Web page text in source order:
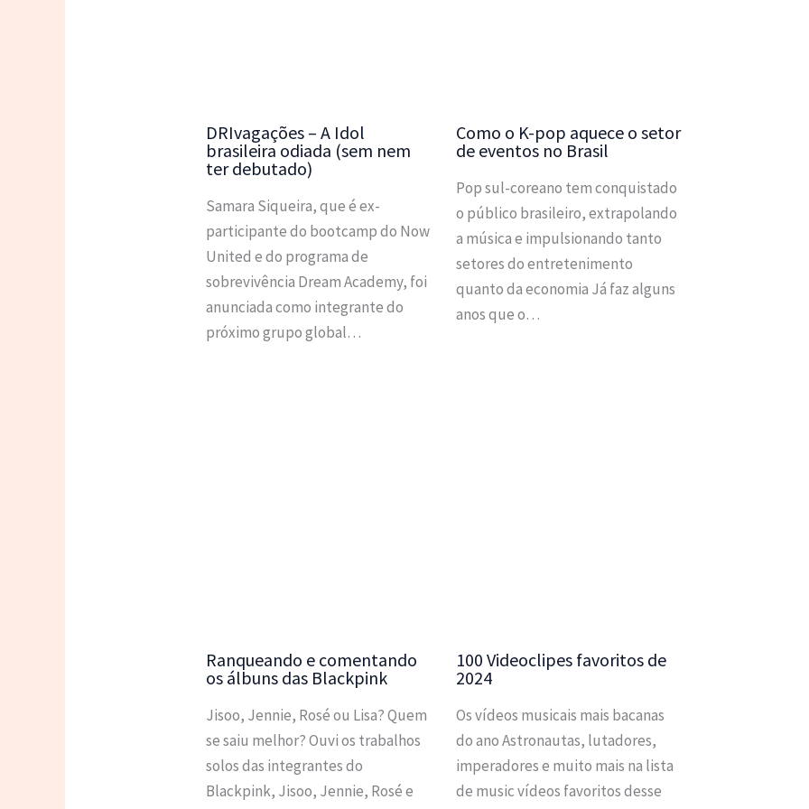
DRIvagações – A Idol
brasileira odiada (sem nem
ter debutado)
Samara Siqueira, que é ex-
participante do bootcamp do Now
United e do programa de
sobrevivência Dream Academy, foi
anunciada como integrante do
próximo grupo global…
Como o K-pop aquece o setor
de eventos no Brasil
Pop sul-coreano tem conquistado
o público brasileiro, extrapolando
a música e impulsionando tanto
setores do entretenimento
quanto da economia Já faz alguns
anos que o…
Ranqueando e comentando
os álbuns das Blackpink
Jisoo, Jennie, Rosé ou Lisa? Quem
se saiu melhor? Ouvi os trabalhos
solos das integrantes do
Blackpink, Jisoo, Jennie, Rosé e
100 Videoclipes favoritos de
2024
Os vídeos musicais mais bacanas
do ano Astronautas, lutadores,
imperadores e muito mais na lista
de music vídeos favoritos desse